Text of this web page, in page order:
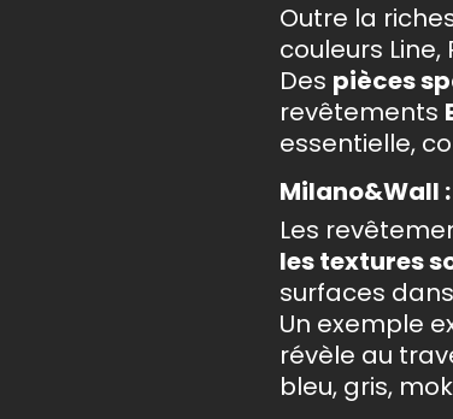
Outre la
couleurs
Des pièces
revêtements
essentielle,
Milano&Wall
Les
les textures
surfaces
Un exemple
révèle au
bleu, gris,